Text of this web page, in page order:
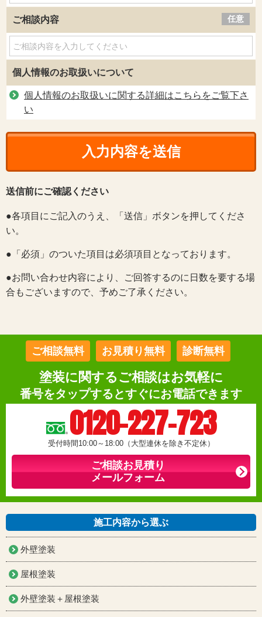
ご相談内容 任意
個人情報のお取扱いについて
個人情報のお取扱いに関する詳細はこちらをご覧下さ
い
送信前にご確認ください
●各項目にご記入のうえ、「送信」ボタンを押してくださ
い。
●「必須」のついた項目は必須項目となっております。
●お問い合わせ内容により、ご回答するのに日数を要する場
合もございますので、予めご了承ください。
ご相談無料 お見積り無料 診断無料
塗装に関するご相談はお気軽に
番号をタップするとすぐにお電話できます
0120-227-723
受付時間10:00～18:00（大型連休を除き不定休）
ご相談お見積り
メールフォーム
施工内容から選ぶ
外壁塗装
屋根塗装
外壁塗装＋屋根塗装